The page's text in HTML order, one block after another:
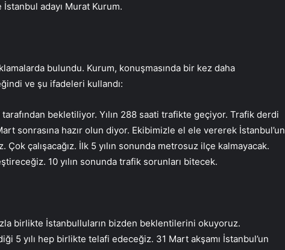
adayı Murat Kurum.
bulundu. Kurum, konuşmasında bir kez daha
ve şu ifadeleri kullandı:
bekletiliyor. Yılın 288 saati trafikte geçiyor. Trafik derdi
sonrasına hazır olun diyor. Ekibimizle el ele vererek İstanbul’un
Çok çalışacağız. İlk 5 yılın sonunda metrosuz ilçe kalmayacak.
10 yılın sonunda trafik sorunları bitecek.
birlikte İstanbulluların bizden beklentilerini okuyoruz.
5 yılı hep birlikte telafi edeceğiz. 31 Mart akşamı İstanbul’un